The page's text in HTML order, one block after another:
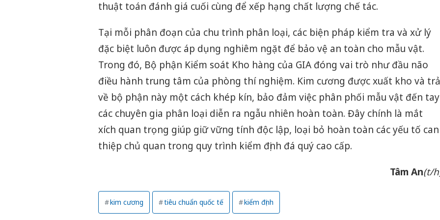
thuật toán đánh giá cuối cùng để xếp hạng chất lượng chế tác.
Tại mỗi phân đoạn của chu trình phân loại, các biện pháp kiểm tra và xử lý
đặc biệt luôn được áp dụng nghiêm ngặt để bảo vệ an toàn cho mẫu vật.
Trong đó, Bộ phận Kiểm soát Kho hàng của GIA đóng vai trò như đầu não
điều hành trung tâm của phòng thí nghiệm. Kim cương được xuất kho và trả
về bộ phận này một cách khép kín, bảo đảm việc phân phối mẫu vật đến tay
các chuyên gia phân loại diễn ra ngẫu nhiên hoàn toàn. Đây chính là mắt
xích quan trọng giúp giữ vững tính độc lập, loại bỏ hoàn toàn các yếu tố can
thiệp chủ quan trong quy trình kiểm định đá quý cao cấp.
Tâm An(t/
kim cương tiêu chuẩn quốc tế kiểm định